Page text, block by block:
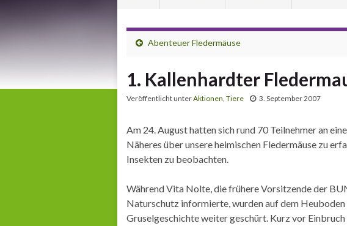
Abenteuer Fledermäuse
1. Kallenhardter
Veröffentlicht unterAktionen, Tiere 3. September 2007
Am 24. August hatten sich rund 70 Teilnehmer an
Näheres über unsere heimischen Fledermäuse zu
Insekten zu beobachten.
Während Vita Nolte, die frühere Vorsitzende der
Naturschutz informierte, wurden auf dem Heuboden
Gruselgeschichte weiter geschürt. Kurz vor